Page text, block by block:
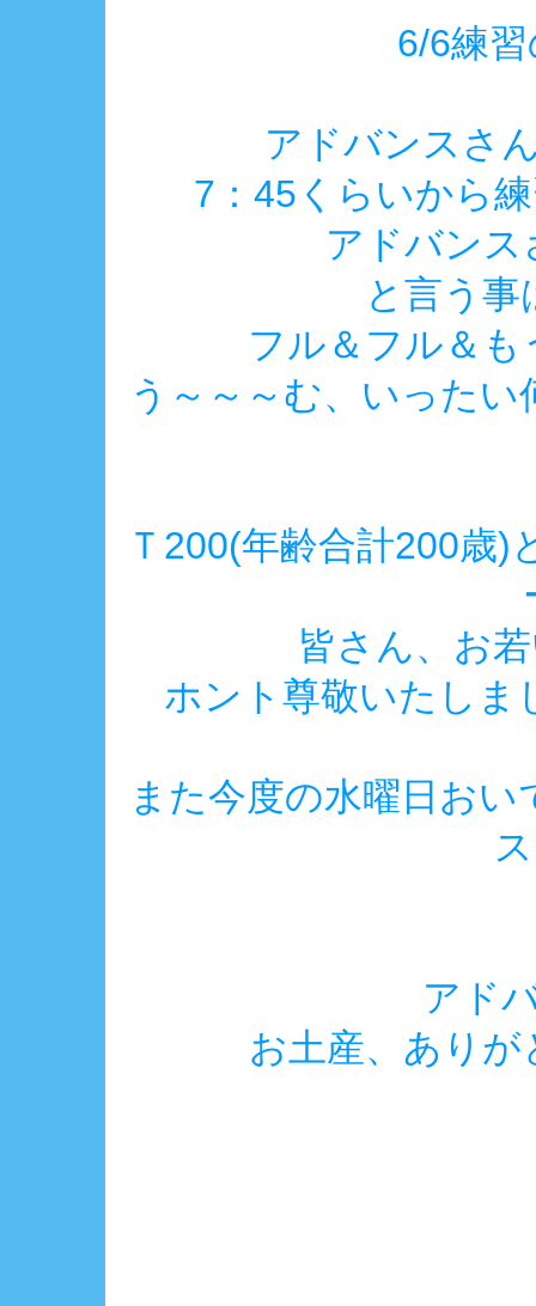
6/6練
アドバンスさ
7：45くらいから
アドバン
と言う事
フル＆フル＆
う～～～む、いった
Ｔ200(年齢合計200
皆さん、お
ホント尊敬いたしま
また今度の水曜日お
アド
お土産、あり